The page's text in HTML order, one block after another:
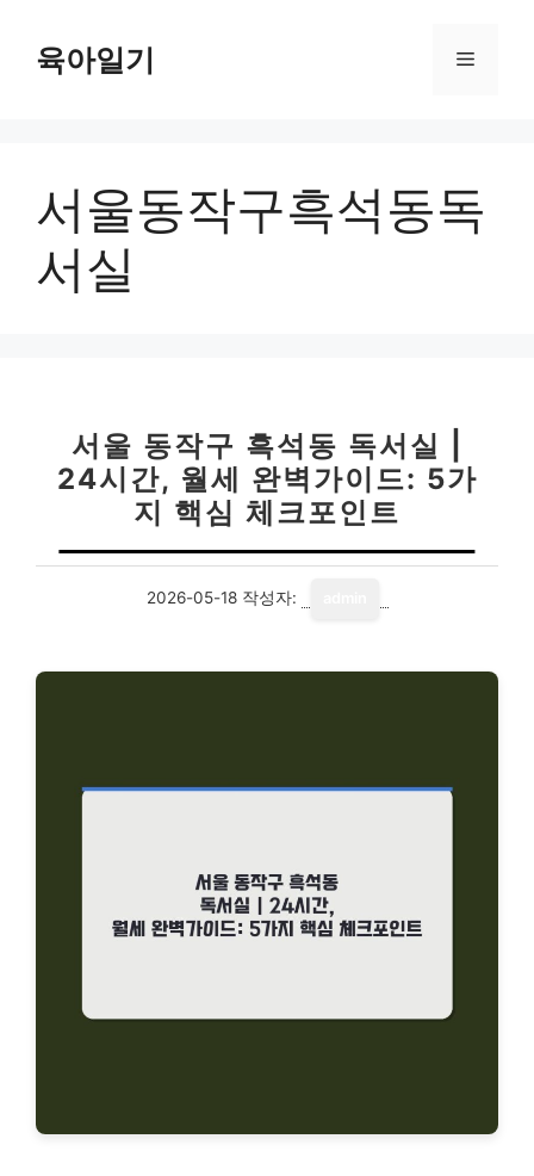
육아일기 메
서울동작구흑석동독
서실
서울 동작구 흑석동 독서실 |
24시간, 월세 완벽가이드: 5가
지 핵심 체크포인트
2026-05-18 작성자: